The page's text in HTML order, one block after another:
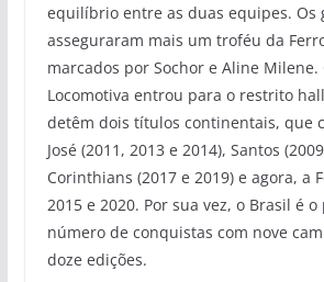
equilíbrio entre as duas equipes. Os
asseguraram mais um troféu da
marcados por Sochor e Aline Milene.
Locomotiva entrou para o restrito
detêm dois títulos continentais, que
José (2011, 2013 e 2014), Santos
Corinthians (2017 e 2019) e agora, a
2015 e 2020. Por sua vez, o Brasil é
número de conquistas com nove
doze edições.